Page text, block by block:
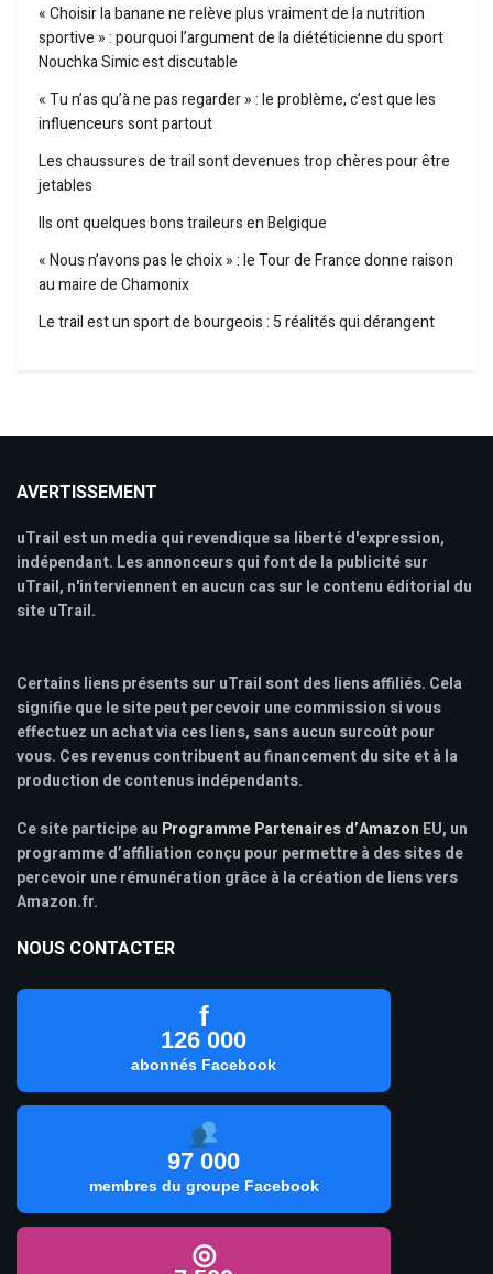
« Choisir la banane ne relève plus vraiment de la nutrition
sportive » : pourquoi l’argument de la diététicienne du sport
Nouchka Simic est discutable
« Tu n’as qu’à ne pas regarder » : le problème, c’est que les
influenceurs sont partout
Les chaussures de trail sont devenues trop chères pour être
jetables
Ils ont quelques bons traileurs en Belgique
« Nous n’avons pas le choix » : le Tour de France donne raison
au maire de Chamonix
Le trail est un sport de bourgeois : 5 réalités qui dérangent
AVERTISSEMENT
uTrail est un media qui revendique sa liberté d'expression,
indépendant. Les annonceurs qui font de la publicité sur
uTrail, n'interviennent en aucun cas sur le contenu éditorial du
site uTrail.
Certains liens présents sur uTrail sont des liens affiliés. Cela
signifie que le site peut percevoir une commission si vous
effectuez un achat via ces liens, sans aucun surcoût pour
vous. Ces revenus contribuent au financement du site et à la
production de contenus indépendants.
Ce site participe au Programme Partenaires d’Amazon EU, un
programme d’affiliation conçu pour permettre à des sites de
percevoir une rémunération grâce à la création de liens vers
Amazon.fr.
NOUS CONTACTER
f
126 000
abonnés Facebook
97 000
membres du groupe Facebook
◎